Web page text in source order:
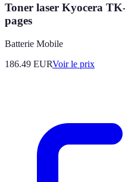
Toner laser Kyocera
pages
Batterie Mobile
186.49 EURVoir le prix